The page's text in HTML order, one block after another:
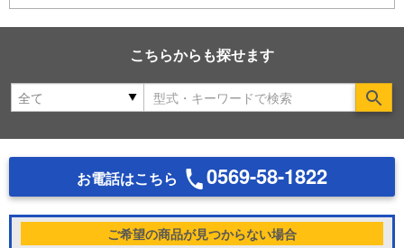
こちらからも探せます
お電話はこちら 0569-58-1822
ご希望の商品が見つからない場合